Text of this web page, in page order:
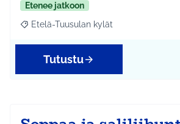
Etenee jatkoon
Rajaa tulokset aihepiirin mukaan: Etelä-
Etelä-Tuusulan kylät
Tutustu